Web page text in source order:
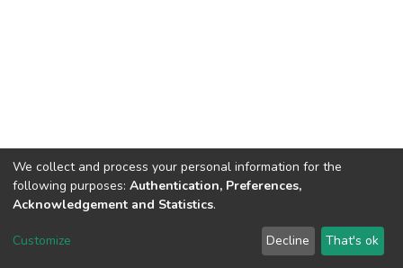
Dspace & Volodymyr Dahl East Ukrainian National University
LYRASIS
Send Feedback
We collect and process your personal information for the
following purposes: Authentication, Preferences,
Acknowledgement and Statistics.
Customize Decline That's ok